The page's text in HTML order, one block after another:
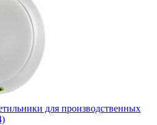
для производственных